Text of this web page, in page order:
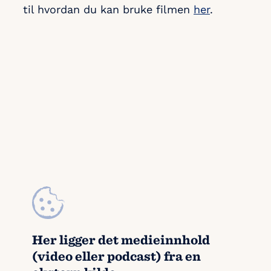
til hvordan du kan bruke filmen her.
Her ligger det medieinnhold
(video eller podcast) fra en